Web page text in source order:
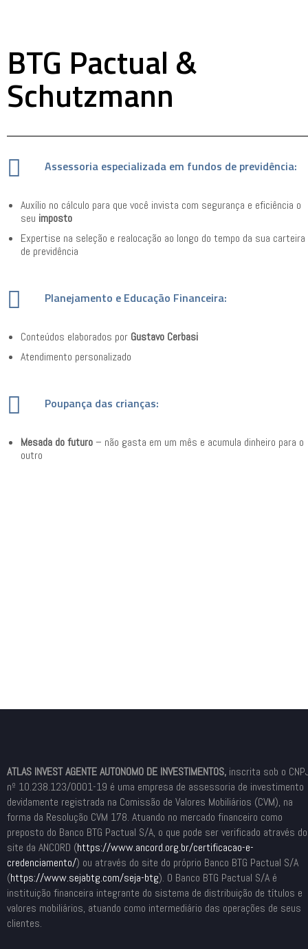
BTG Pactual &
Schutzmann
Assessoria especializada em fundos de previdência:
Auxílio no cálculo para que você invista com segurança e eficiência o
seu imposto
Expertise na seleção e realocação ao longo do tempo da sua carteira
de previdência
Planejamento e Educação Financeira:
Conteúdos elaborados por Gustavo Cerbasi
Atendimento personalizado
Poupança das crianças:
Mesada do futuro– não gasta em um mês e acumula dinheiro para o
outro
ATLAS INVEST AGENTE AUTONOMO DE INVESTIMENTOS, inscrita sob o
nº 10.238.123/0001-19 é uma empresa de assessoria de investimento
devidamente registrada na Comissão de Valores Mobiliários (CVM), na
forma da Resolução CVM 178. Atuando no mercado financeiro como
preposto do Banco BTG Pactual S/A, o que pode ser verificado através do
site da ANCORD (https://www.ancord.org.br/certificacao-e-
credenciamento/) ou através do site do próprio Banco BTG Pactual S/A
(https://www.sejabtg.com/seja-btg). O Banco BTG Pactual S/A é
instituição financeira integrante do sistema de distribuição de títulos e
valores mobiliários, atuando como intermediário das operações de seus
clientes.